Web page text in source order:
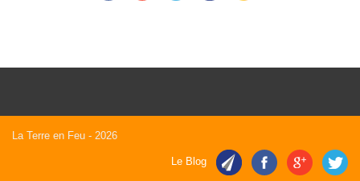
La Terre en Feu - 2026
Le Blog